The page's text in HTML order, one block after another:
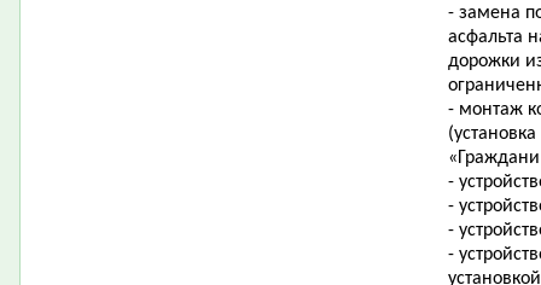
- замена
асфальта
дорожки
- монтаж
-
-
-
-